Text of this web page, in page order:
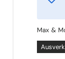
Max &